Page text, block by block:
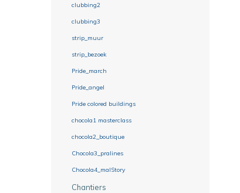
clubbing2
clubbing3
strip_muur
strip_bezoek
Pride_march
Pride_angel
Pride colored buildings
chocola1 masterclass
chocola2_boutique
Chocola3_pralines
Chocola4_malStory
Chantiers